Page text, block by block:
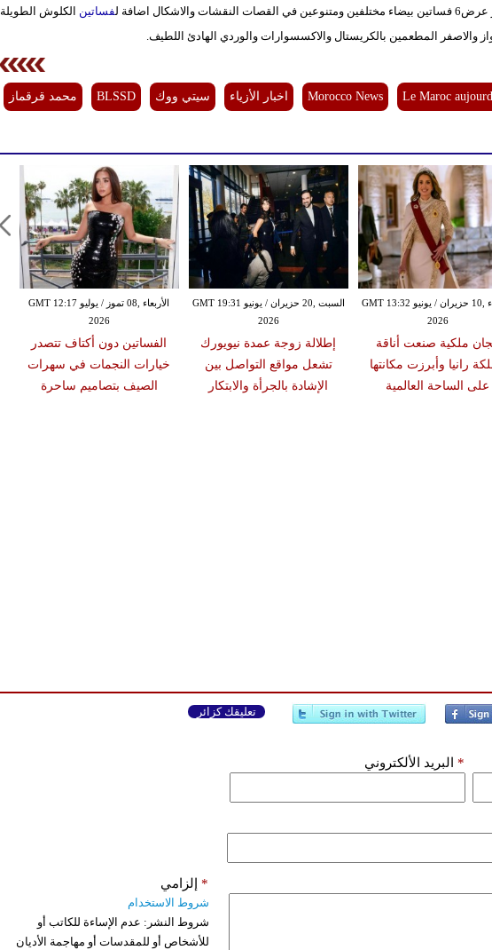
اضافة ل فساتين الكلوش الطويلة
والاصفر المطعمين بالكريستال والاكسسوارات والوردي الهادئ اللطيف.
Le Maroc
Morocco News اخبار الأزياء سيتي ووك BLSSD محمد قرقماز
الأربعاء ,08 تموز / يوليو GMT 12:17
2026
الفساتين دون أكتاف تتصدر
خيارات النجمات في سهرات
الصيف بتصاميم ساحرة
السبت ,20 حزيران / يونيو GMT 19:31
2026
إطلالة زوجة عمدة نيويورك
تشعل مواقع التواصل بين
الإشادة بالجرأة والابتكار
الأربعاء ,10 حزيران / يونيو GMT 13:32
2026
ملكية صنعت أناقة
رانيا وأبرزت مكانتها
على الساحة العالمية
تعليقك كزائر
البريد الألكتروني *
إلزامي *
شروط الاستخدام
شروط النشر: عدم الإساءة للكاتب أو
للأشخاص أو للمقدسات أو مهاجمة الأديان